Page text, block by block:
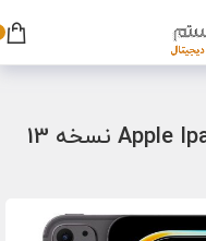
تبلت اپل Apple Ipad Pro M4 Wifi 2024 نسخه 13